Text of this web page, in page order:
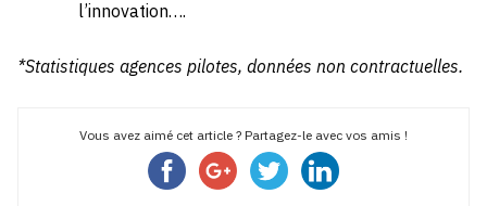
l’innovation….
*Statistiques agences pilotes, données non contractuelles.
Vous avez aimé cet article ? Partagez-le avec vos amis !